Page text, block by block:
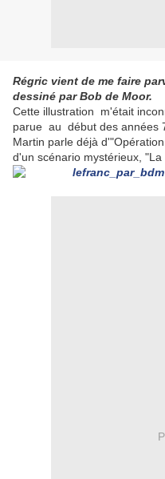
Régric vient de me faire
dessiné par Bob de Moor.
Cette illustration m'était
parue au début des années
Martin parle déjà
d'un scénario mystérieux, "La